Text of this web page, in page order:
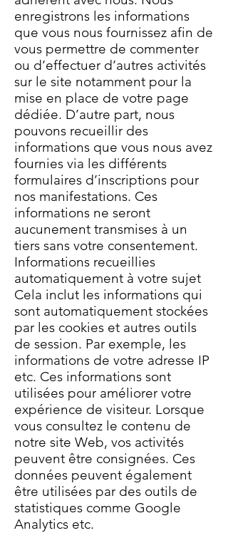
enregistrons les informations
que vous nous fournissez afin de
vous permettre de commenter
ou d’effectuer d’autres activités
sur le site notamment pour la
mise en place de votre page
dédiée. D’autre part, nous
pouvons recueillir des
informations que vous nous avez
fournies via les différents
formulaires d’inscriptions pour
nos manifestations. Ces
informations ne seront
aucunement transmises à un
tiers sans votre consentement.
Informations recueillies
automatiquement à votre sujet
Cela inclut les informations qui
sont automatiquement stockées
par les cookies et autres outils
de session. Par exemple, les
informations de votre adresse IP
etc. Ces informations sont
utilisées pour améliorer votre
expérience de visiteur. Lorsque
vous consultez le contenu de
notre site Web, vos activités
peuvent être consignées. Ces
données peuvent également
être utilisées par des outils de
statistiques comme Google
Analytics etc.